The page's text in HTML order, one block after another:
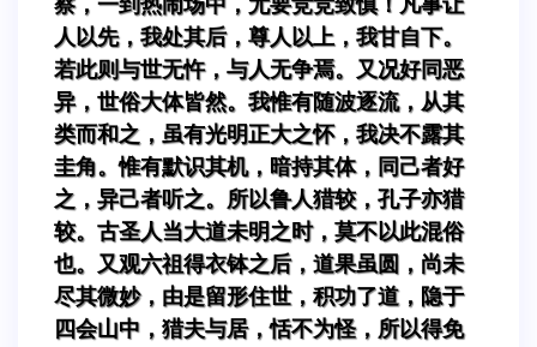
人以先，我处其后，尊人以上，我甘自下。
若此则与世无忤，与人无争焉。又况好同恶
异，世俗大体皆然。我惟有随波逐流，从其
类而和之，虽有光明正大之怀，我决不露其
圭角。惟有默识其机，暗持其体，同己者好
之，异己者听之。所以鲁人猎较，孔子亦猎
较。古圣人当大道未明之时，莫不以此混俗
也。又观六祖得衣钵之后，道果虽圆，尚未
尽其微妙，由是留形住世，积功了道，隐于
四会山中，猎夫与居，恬不为怪，所以得免